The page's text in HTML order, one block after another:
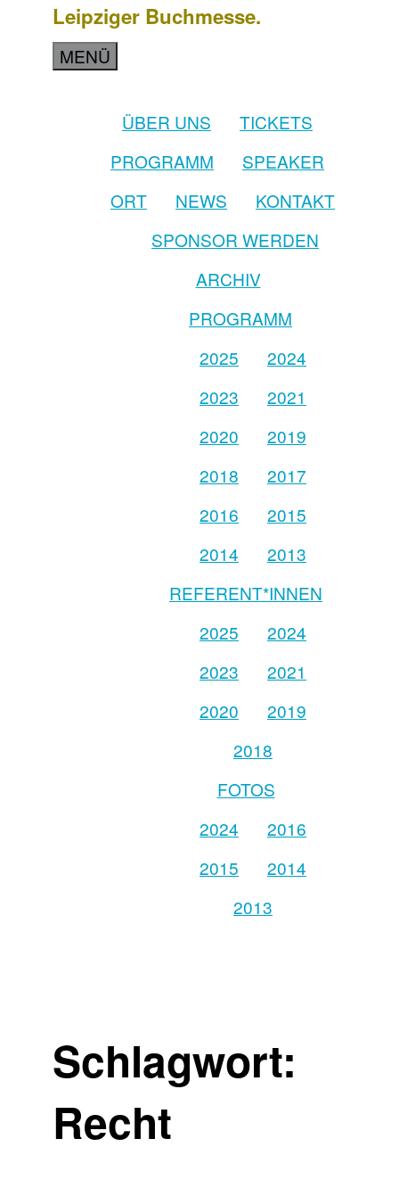
Leipziger Buchmesse.
MENÜ
ÜBER UNS
TICKETS
PROGRAMM
SPEAKER
ORT
NEWS
KONTAKT
SPONSOR WERDEN
ARCHIV
PROGRAMM
2025
2024
2023
2021
2020
2019
2018
2017
2016
2015
2014
2013
REFERENT*INNEN
2025
2024
2023
2021
2020
2019
2018
FOTOS
2024
2016
2015
2014
2013
Schlagwort:
Recht